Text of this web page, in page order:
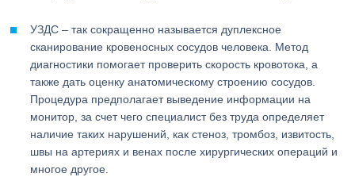
УЗДС – так сокращенно называется дуплексное
сканирование кровеносных сосудов человека. Метод
диагностики помогает проверить скорость кровотока, а
также дать оценку анатомическому строению сосудов.
Процедура предполагает выведение информации на
монитор, за счет чего специалист без труда определяет
наличие таких нарушений, как стеноз, тромбоз, извитость,
швы на артериях и венах после хирургических операций и
многое другое.